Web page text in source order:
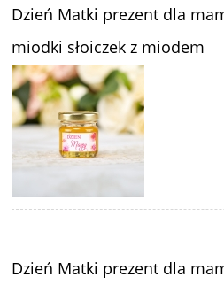
Dzień Matki prezent dla
miodki słoiczek z miodem
Dzień Matki prezent dla